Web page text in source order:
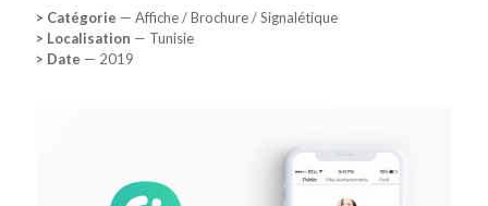
// CLIENT :
UX / UI. C’était un vrai challenge de travailler sur une
application mobile ayant une multitude de fonctions et
ayant une utilisation intuitive grâce à son design épuré et
> Catégorie — Affiche / Brochure / Signalétique
> Localisation — Tunisie
> Date — 2019